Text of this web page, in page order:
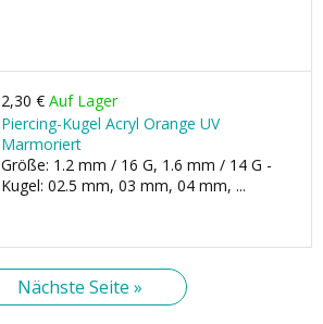
2,30 € Auf Lager
Piercing-Kugel Acryl Orange UV
Marmoriert
Größe: 1.2 mm / 16 G, 1.6 mm / 14 G -
Kugel: 02.5 mm, 03 mm, 04 mm, ...
Nächste Seite »